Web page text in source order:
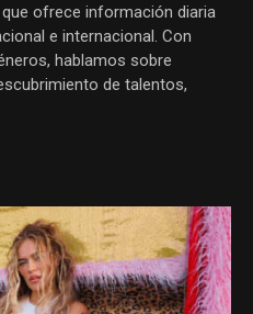
ofrece información diaria
e internacional. Con
hablamos sobre
de talentos,